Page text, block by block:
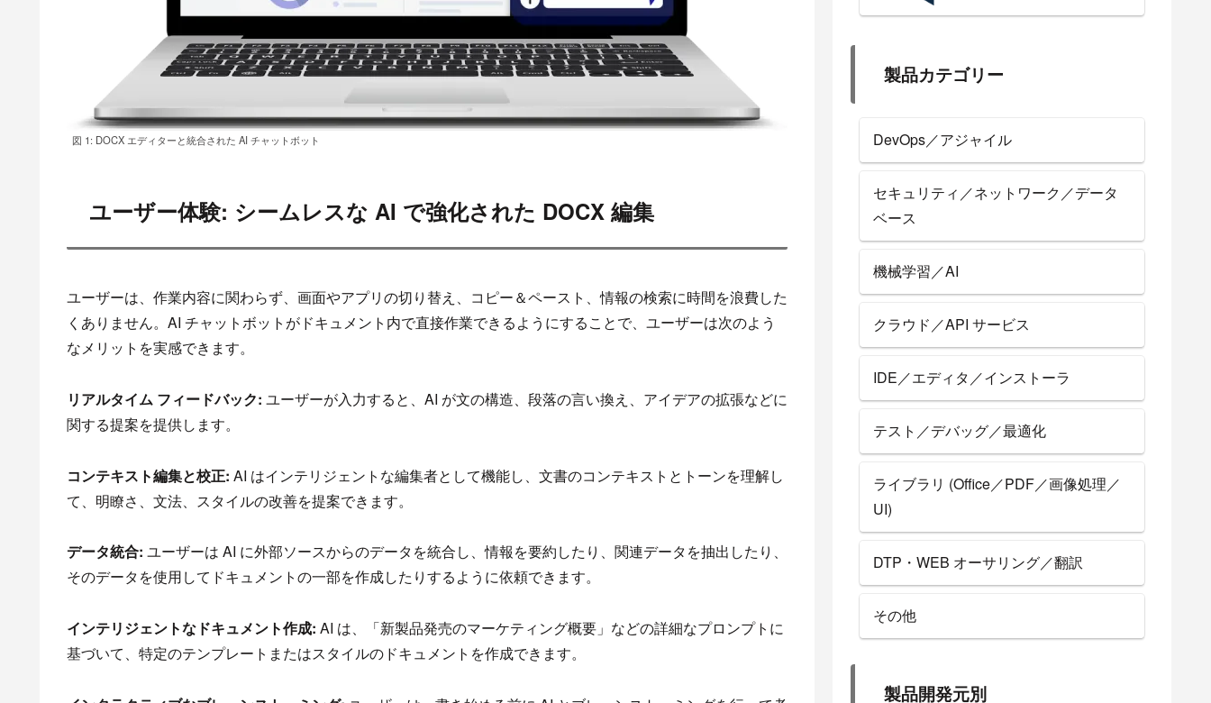
図 1: DOCX エディターと統合された AI チャットボット
ユーザー体験: シームレスな AI で強化された DOCX 編集
ユーザーは、作業内容に関わらず、画面やアプリの切り替え、コピー＆ペースト、情報の検索に時間を浪費した
くありません。AI チャットボットがドキュメント内で直接作業できるようにすることで、ユーザーは次のよう
なメリットを実感できます。
リアルタイム フィードバック: ユーザーが入力すると、AI が文の構造、段落の言い換え、アイデアの拡張などに
関する提案を提供します。
コンテキスト編集と校正: AI はインテリジェントな編集者として機能し、文書のコンテキストとトーンを理解し
て、明瞭さ、文法、スタイルの改善を提案できます。
データ統合: ユーザーは AI に外部ソースからのデータを統合し、情報を要約したり、関連データを抽出したり、
そのデータを使用してドキュメントの一部を作成したりするように依頼できます。
インテリジェントなドキュメント作成: AI は、「新製品発売のマーケティング概要」などの詳細なプロンプトに
基づいて、特定のテンプレートまたはスタイルのドキュメントを作成できます。
製品カテゴリー
DevOps／アジャイル
セキュリティ／ネットワーク／データ
ベース
機械学習／AI
クラウド／API サービス
IDE／エディタ／インストーラ
テスト／デバッグ／最適化
ライブラリ (Office／PDF／画像処理／
UI)
DTP・WEB オーサリング／翻訳
その他
製品開発元別